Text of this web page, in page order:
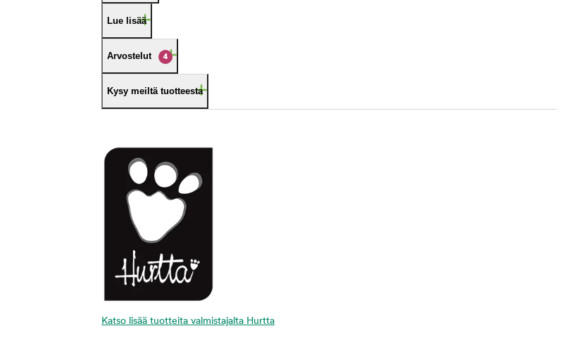
Lue lisää
Arvostelut 4
Kysy meiltä tuotteesta
Katso lisää tuotteita valmistajalta Hurtta